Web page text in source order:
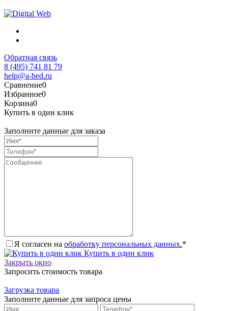
Обратная связь
8 (495) 741 81 79
help@a-bed.ru
Сравнение0
Избранное0
Корзина0
Купить в один клик
Заполните данные для заказа
Я согласен на обработку персональных данных.*
Купить в один клик
Закрыть окно
Запросить стоимость товара
Загрузка товара
Заполните данные для запроса цены